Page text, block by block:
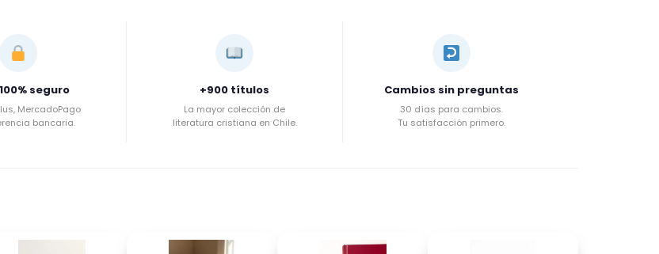
seguro
MercadoPago
bancaria.
+900 títulos
La mayor colección de
literatura cristiana en Chile.
Cambios sin preguntas
30 días para cambios.
Tu satisfacción primero.